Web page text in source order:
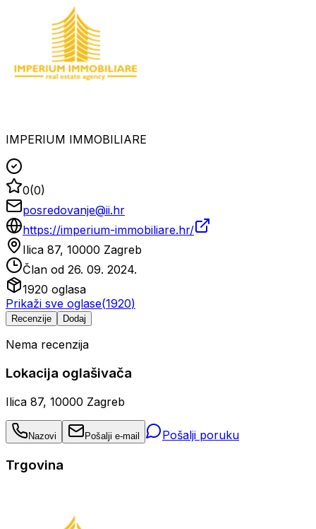
IMPERIUM IMMOBILIARE
0(0)
posredovanje@ii.hr
https://imperium-immobiliare.hr/
Ilica 87, 10000 Zagreb
Član od 26. 09. 2024.
1920 oglasa
Prikaži sve oglase(1920)
Recenzije Dodaj
Nema recenzija
Lokacija oglašivača
Ilica 87, 10000 Zagreb
Nazovi Pošalji e-mail Pošalji poruku
Trgovina